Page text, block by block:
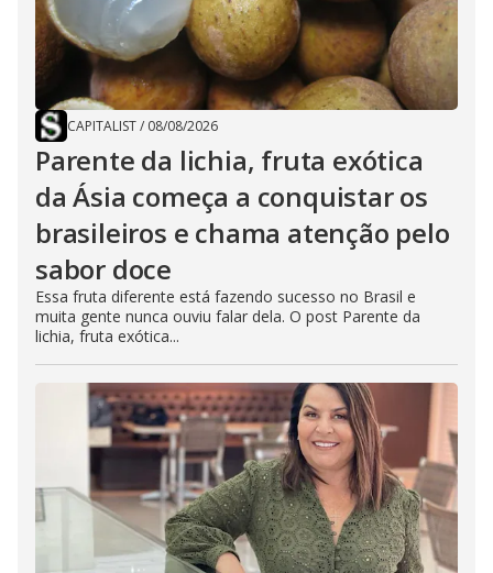
CAPITALIST/ 08/08/2026
Parente da lichia, fruta exótica
da Ásia começa a conquistar os
brasileiros e chama atenção pelo
sabor doce
Essa fruta diferente está fazendo sucesso no Brasil e
muita gente nunca ouviu falar dela. O post Parente da
lichia, fruta exótica...